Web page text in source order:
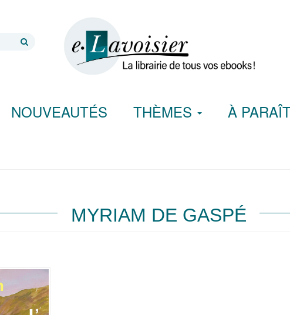
NOUVEAUTÉS THÈMES À
MYRIAM DE GASPÉ